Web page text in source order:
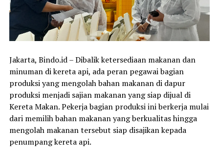
Jakarta, Bindo.id – Dibalik ketersediaan makanan dan
minuman di kereta api, ada peran pegawai bagian
produksi yang mengolah bahan makanan di dapur
produksi menjadi sajian makanan yang siap dijual di
Kereta Makan. Pekerja bagian produksi ini berkerja mulai
dari memilih bahan makanan yang berkualitas hingga
mengolah makanan tersebut siap disajikan kepada
penumpang kereta api.